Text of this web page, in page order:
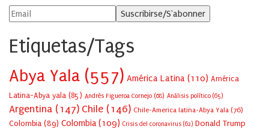
Etiquetas/Tags
Abya Yala (557) América Latina (110) América
Latina-Abya yala (85) Andrés Figueroa Cornejo (68) Análisis político (65)
Argentina (147) Chile (146) Chile-America latina-Abya Yala (76)
Colombia (89) Colombia(109) Crisis del coronavirus (62) Donald Trump